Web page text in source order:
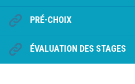
PRÉ-CHOIX
ÉVALUATION DES STAGES